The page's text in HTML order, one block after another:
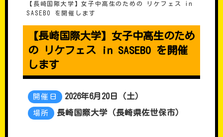
【長崎国際大学】女子中高生のための リケフェス in
SASEBO を開催します
【長崎国際大学】女子中高生のため
の リケフェス in SASEBO を開催
します
開催日 2026年6月20日（土）
場所 長崎国際大学（長崎県佐世保市）